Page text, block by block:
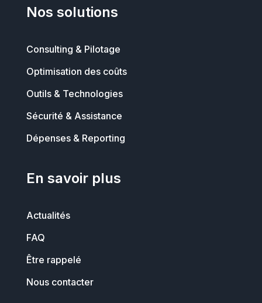
Nos solutions
Consulting & Pilotage
Optimisation des coûts
Outils & Technologies
Sécurité & Assistance
Dépenses & Reporting
En savoir plus
Actualités
FAQ
Être rappelé
Nous contacter